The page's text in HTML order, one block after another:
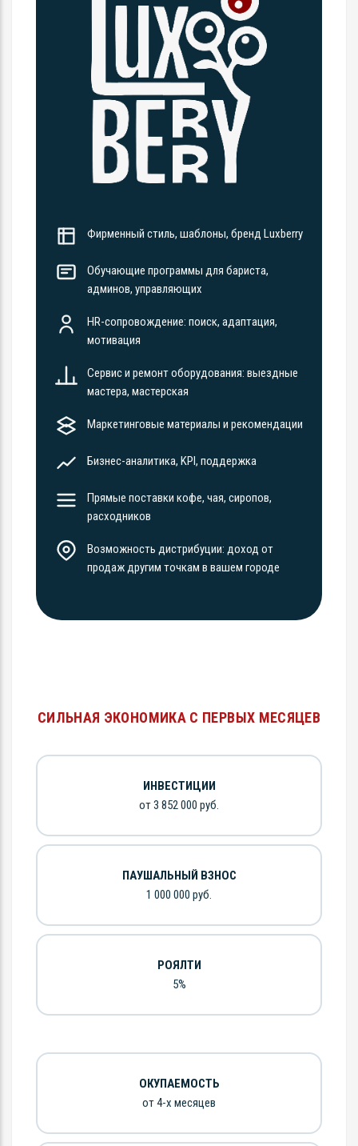
Фирменный стиль, шаблоны, бренд Luxberry
Обучающие программы для бариста,
админов, управляющих
HR-сопровождение: поиск, адаптация,
мотивация
Сервис и ремонт оборудования: выездные
мастера, мастерская
Маркетинговые материалы и рекомендации
Бизнес-аналитика, KPI, поддержка
Прямые поставки кофе, чая, сиропов,
расходников
Возможность дистрибуции: доход от
продаж другим точкам в вашем городе
СИЛЬНАЯ ЭКОНОМИКА С ПЕРВЫХ МЕСЯЦЕВ
ИНВЕСТИЦИИ
от 3 852 000 руб.
ПАУШАЛЬНЫЙ ВЗНОС
1 000 000 руб.
РОЯЛТИ
5%
ОКУПАЕМОСТЬ
от 4-х месяцев